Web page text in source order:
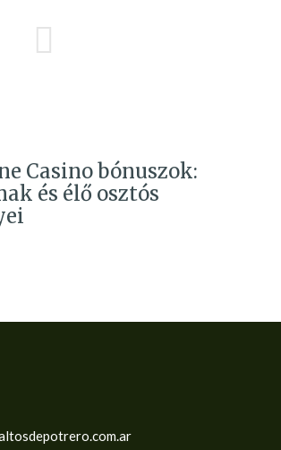
Casino bónuszok:
és élő osztós